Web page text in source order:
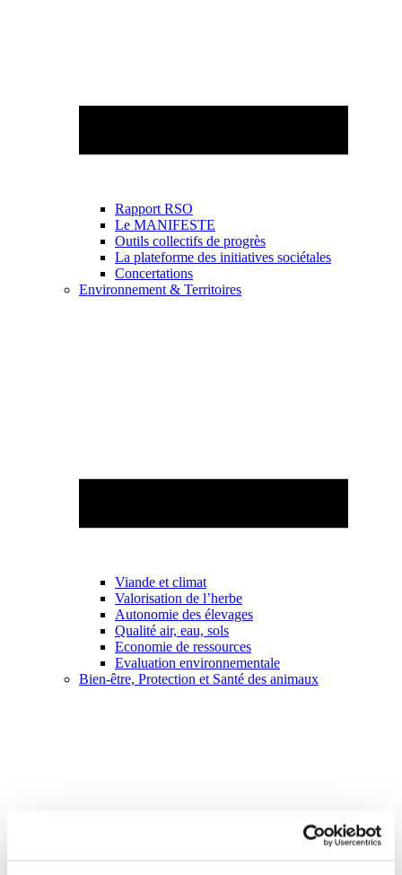
Rapport RSO
Le MANIFESTE
Outils collectifs de progrès
La plateforme des initiatives sociétales
Concertations
Environnement & Territoires
Viande et climat
Valorisation de l’herbe
Autonomie des élevages
Qualité air, eau, sols
Economie de ressources
Evaluation environnementale
Bien-être, Protection et Santé des animaux